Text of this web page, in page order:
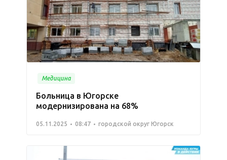
Медицина
Больница в Югорске
модернизирована на 68%
05.11.2025 08:47 городской округ Югорск